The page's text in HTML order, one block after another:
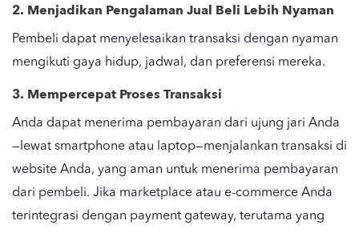
2. Menjadikan Pengalaman Jual Beli Lebih Nyaman
Pembeli dapat menyelesaikan transaksi dengan nyaman
mengikuti gaya hidup, jadwal, dan preferensi mereka.
3. Mempercepat Proses Transaksi
Anda dapat menerima pembayaran dari ujung jari Anda
—lewat smartphone atau laptop—menjalankan transaksi di
website Anda, yang aman untuk menerima pembayaran
dari pembeli. Jika marketplace atau e-commerce Anda
terintegrasi dengan payment gateway, terutama yang